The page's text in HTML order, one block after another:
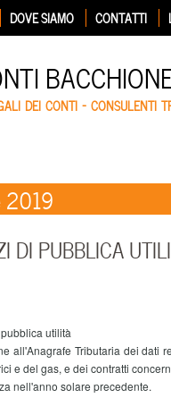
DOVE SIAMO CONTATTI
DEI CONTI – CONSULENTI
2019
DI PUBBLICA
utilità
all'Anagrafe Tributaria dei dati
e del gas, e dei contratti
nell'anno solare precedente.